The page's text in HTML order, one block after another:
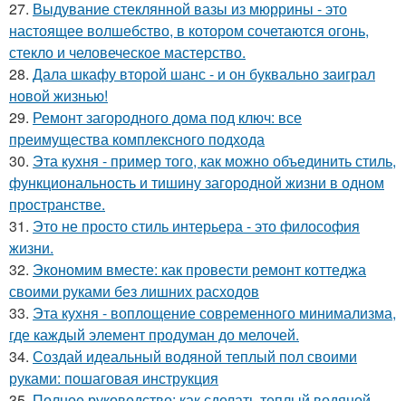
27. Выдувание стеклянной вазы из мюррины - это
настоящее волшебство, в котором сочетаются огонь,
стекло и человеческое мастерство.
28. Дала шкафу второй шанс - и он буквально заиграл
новой жизнью!
29. Ремонт загородного дома под ключ: все
преимущества комплексного подхода
30. Эта кухня - пример того, как можно объединить стиль,
функциональность и тишину загородной жизни в одном
пространстве.
31. Это не просто стиль интерьера - это философия
жизни.
32. Экономим вместе: как провести ремонт коттеджа
своими руками без лишних расходов
33. Эта кухня - воплощение современного минимализма,
где каждый элемент продуман до мелочей.
34. Создай идеальный водяной теплый пол своими
руками: пошаговая инструкция